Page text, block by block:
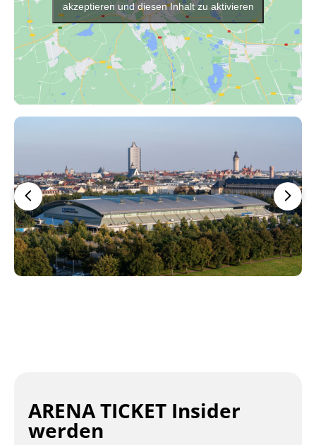
akzeptieren und diesen Inhalt zu aktivieren
ARENA TICKET Insider
werden